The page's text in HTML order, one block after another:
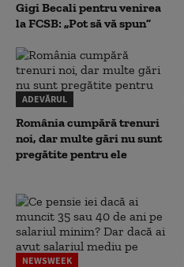
Gigi Becali pentru venirea
la FCSB: „Pot să vă spun”
ADEVĂRUL
România cumpără trenuri
noi, dar multe gări nu sunt
pregătite pentru ele
NEWSWEEK